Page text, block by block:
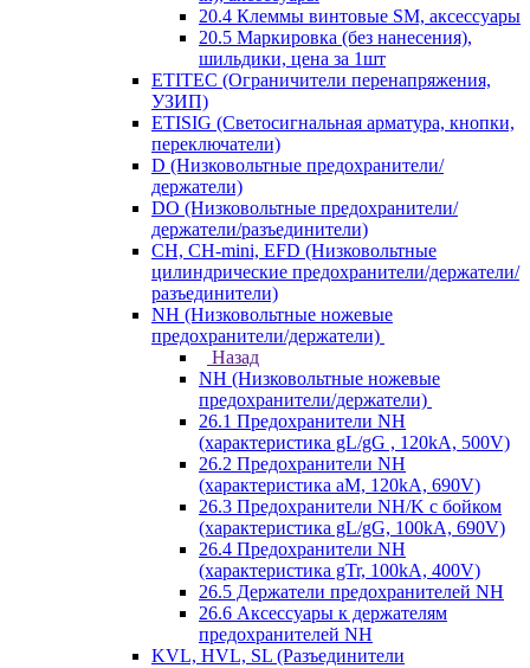
20.4 Клеммы винтовые SM, аксессуары
20.5 Маркировка (без нанесения),
шильдики, цена за 1шт
ETITEC (Ограничители перенапряжения,
УЗИП)
ETISIG (Светосигнальная арматура, кнопки,
переключатели)
D (Низковольтные предохранители/
держатели)
DO (Низковольтные предохранители/
держатели/разъединители)
CH, CH-mini, EFD (Низковольтные
цилиндрические предохранители/держатели/
разъединители)
NH (Низковольтные ножевые
предохранители/держатели)
Назад
NH (Низковольтные ножевые
предохранители/держатели)
26.1 Предохранители NH
(характеристика gL/gG , 120kA, 500V)
26.2 Предохранители NH
(характеристика aM, 120kA, 690V)
26.3 Предохранители NH/K с бойком
(характеристика gL/gG, 100kA, 690V)
26.4 Предохранители NH
(характеристика gTr, 100kA, 400V)
26.5 Держатели предохранителей NH
26.6 Аксессуары к держателям
предохранителей NH
KVL, HVL, SL (Разъединители